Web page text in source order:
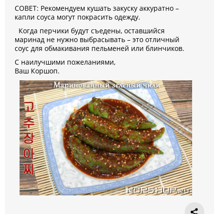
СОВЕТ: Рекомендуем кушать закуску аккуратно –
капли соуса могут покрасить одежду.
Когда перчики будут съедены, оставшийся
маринад не нужно выбрасывать – это отличный
соус для обмакивания пельменей или блинчиков.
С наилучшими пожеланиями,
Ваш Коршоп.